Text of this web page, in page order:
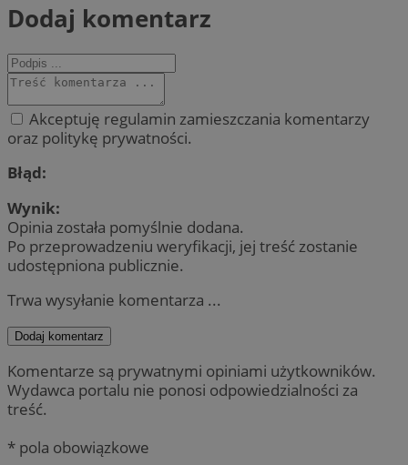
Dodaj komentarz
Akceptuję regulamin zamieszczania komentarzy
oraz politykę prywatności.
Błąd:
Wynik:
Opinia została pomyślnie dodana.
Po przeprowadzeniu weryfikacji, jej treść zostanie
udostępniona publicznie.
Trwa wysyłanie komentarza ...
Dodaj komentarz
Komentarze są prywatnymi opiniami użytkowników.
Wydawca portalu nie ponosi odpowiedzialności za
treść.
* pola obowiązkowe